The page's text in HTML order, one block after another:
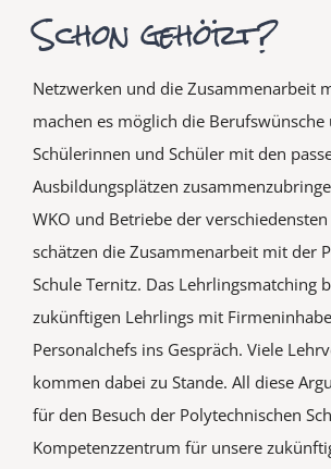
Schon gehört?
Netzwerken und die Zusammenarbeit
machen es möglich die Berufswünsche
Schülerinnen und Schüler mit den
Ausbildungsplätzen
WKO und Betriebe der
schätzen die Zusammenarbeit mit der
Schule Ternitz. Das Lehrlingsmatching
zukünftigen Lehrlings mit
Personalchefs ins Gespräch. Viele
kommen dabei zu Stande. All diese
für den Besuch der Polytechnischen
Kompetenzzentrum für unsere